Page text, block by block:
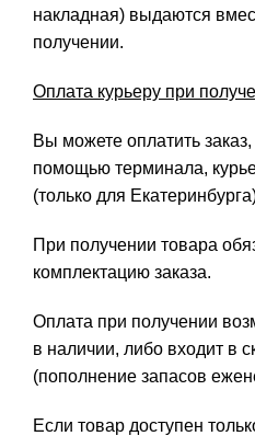
накладная) выдаются
получении.
Оплата курьеру при
Вы можете оплатить
помощью терминала,
(только для
При получении товара
комплектацию заказа.
Оплата при получении
в наличии, либо входит в
(пополнение запасов
Если товар доступен